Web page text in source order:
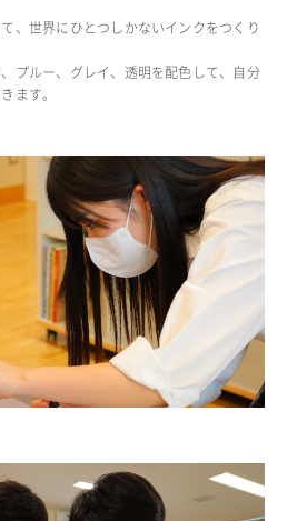
、世界にひとつしかないインクをつくり
プルー、グレイ、透明を配色して、自分
ます。